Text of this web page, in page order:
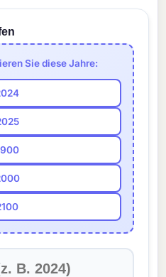
Sie diese Jahre: